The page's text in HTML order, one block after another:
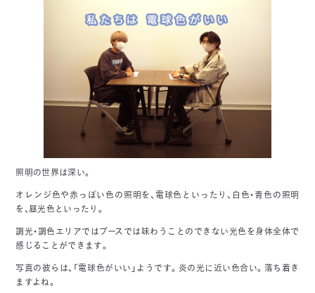
照明の世界は深い。
オレンジ色や赤っぽい色の照明を、電球色といったり、白色・青色の照明
を、昼光色といったり。
調光・調色エリアではブースでは味わうことのできない光色を身体全体で
感じることができます。
写真の彼らは、「電球色がいい」ようです。炎の光に近い色合い。落ち着き
ますよね。